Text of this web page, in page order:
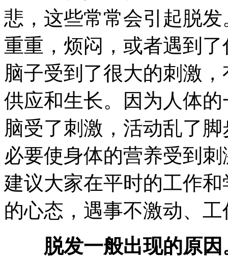
悲，这些常常会引起脱
重重，烦闷，或者遇到
脑子受到了很大的刺激
供应和生长。因为人体
脑受了刺激，活动乱了
必要使身体的营养受到
建议大家在平时的工作
的心态，遇事不激动、
脱发一般出现的原因